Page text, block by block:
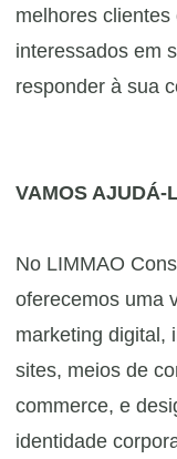
melhores
interessados ​​em
responder à sua
VAMOS AJUDÁ-
No LIMMAO
oferecemos uma
marketing digital,
sites, meios de
commerce, e
identidade